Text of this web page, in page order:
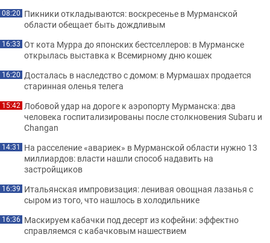
08:20 Пикники откладываются: воскресенье в Мурманской
области обещает быть дождливым
16:33 От кота Мурра до японских бестселлеров: в Мурманске
открылась выставка к Всемирному дню кошек
16:20 Досталась в наследство с домом: в Мурмашах продается
старинная оленья телега
15:42 Лобовой удар на дороге к аэропорту Мурманска: два
человека госпитализированы после столкновения Subaru и
Changan
14:31 На расселение «авариек» в Мурманской области нужно 13
миллиардов: власти нашли способ надавить на
застройщиков
16:39 Итальянская импровизация: ленивая овощная лазанья с
сыром из того, что нашлось в холодильнике
16:36 Маскируем кабачки под десерт из кофейни: эффектно
справляемся с кабачковым нашествием